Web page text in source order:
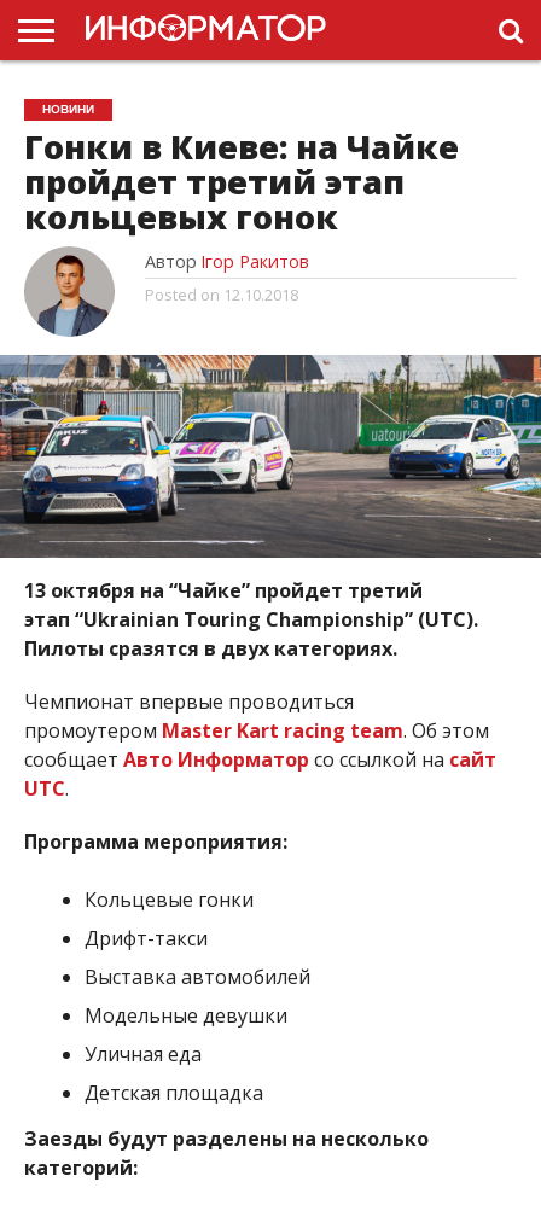
ГОЛОВНА
НОВИНИ
ПДР
УКРАЇНИ
РЕКЛАМА
ПРОЕКТЫ
НОВИНИ
Гонки в Киеве: на Чайке
пройдет третий этап
кольцевых гонок
Автор Ігор Ракитов
Posted on 12.10.2018
13 октября на “Чайке” пройдет третий
этап “Ukrainian Touring Championship” (UTC).
Пилоты сразятся в двух категориях.
Чемпионат впервые проводиться
промоутером Master Kart racing team. Об этом
сообщает Авто Информатор со ссылкой на сайт
UTC.
Программа мероприятия:
Кольцевые гонки
Дрифт-такси
Выставка автомобилей
Модельные девушки
Уличная еда
Детская площадка
Заезды будут разделены на несколько
категорий: